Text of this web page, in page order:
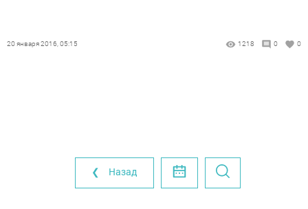
20 января 2016, 05:15 1218 0 0
❮ Назад